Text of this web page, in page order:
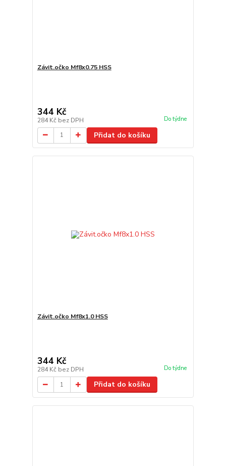
Závit.očko Mf8x0.75 HSS
344 Kč
284 Kč bez DPH Do týdne
Přidat do košíku
Závit.očko Mf8x1.0 HSS
344 Kč
284 Kč bez DPH Do týdne
Přidat do košíku